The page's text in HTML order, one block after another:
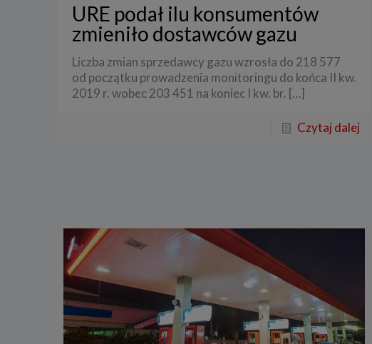
URE podał ilu konsumentów
zmieniło dostawców gazu
Liczba zmian sprzedawcy gazu wzrosła do 218 577
od początku prowadzenia monitoringu do końca II kw.
2019 r. wobec 203 451 na koniec I kw. br. […]
Czytaj dalej